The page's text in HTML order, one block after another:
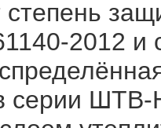
2012 и
серии ШТВ-